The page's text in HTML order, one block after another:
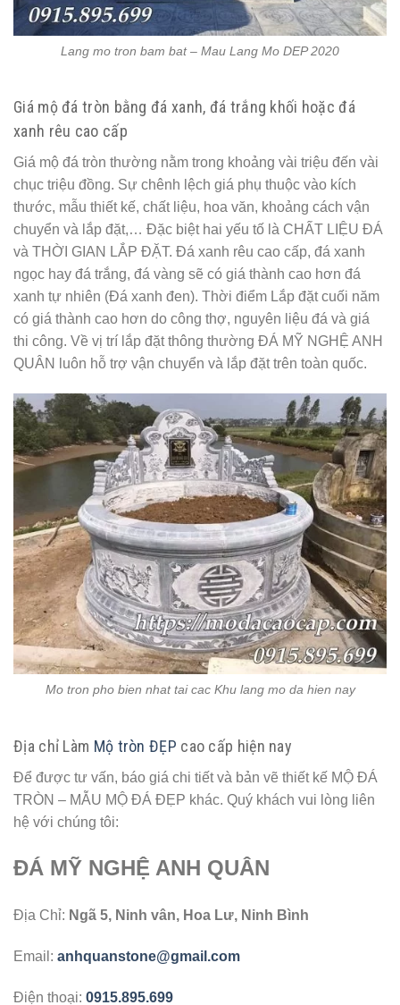
Lang mo tron bam bat – Mau Lang Mo DEP 2020
Giá mộ đá tròn bằng đá xanh, đá trắng khối hoặc đá
xanh rêu cao cấp
Giá mộ đá tròn thường nằm trong khoảng vài triệu đến vài
chục triệu đồng. Sự chênh lệch giá phụ thuộc vào kích
thước, mẫu thiết kế, chất liệu, hoa văn, khoảng cách vận
chuyển và lắp đặt,… Đặc biệt hai yếu tố là CHẤT LIỆU ĐÁ
và THỜI GIAN LẮP ĐẶT. Đá xanh rêu cao cấp, đá xanh
ngọc hay đá trắng, đá vàng sẽ có giá thành cao hơn đá
xanh tự nhiên (Đá xanh đen). Thời điểm Lắp đặt cuối năm
có giá thành cao hơn do công thợ, nguyên liệu đá và giá
thi công. Về vị trí lắp đặt thông thường ĐÁ MỸ NGHỆ ANH
QUÂN luôn hỗ trợ vận chuyển và lắp đặt trên toàn quốc.
Mo tron pho bien nhat tai cac Khu lang mo da hien nay
Địa chỉ Làm Mộ tròn ĐẸP cao cấp hiện nay
Để được tư vấn, báo giá chi tiết và bản vẽ thiết kế MỘ ĐÁ
TRÒN – MẪU MỘ ĐÁ ĐẸP khác. Quý khách vui lòng liên
hệ với chúng tôi:
ĐÁ MỸ NGHỆ ANH QUÂN
Địa Chỉ: Ngã 5, Ninh vân, Hoa Lư, Ninh Bình
Email: anhquanstone@gmail.com
Điện thoại: 0915.895.699